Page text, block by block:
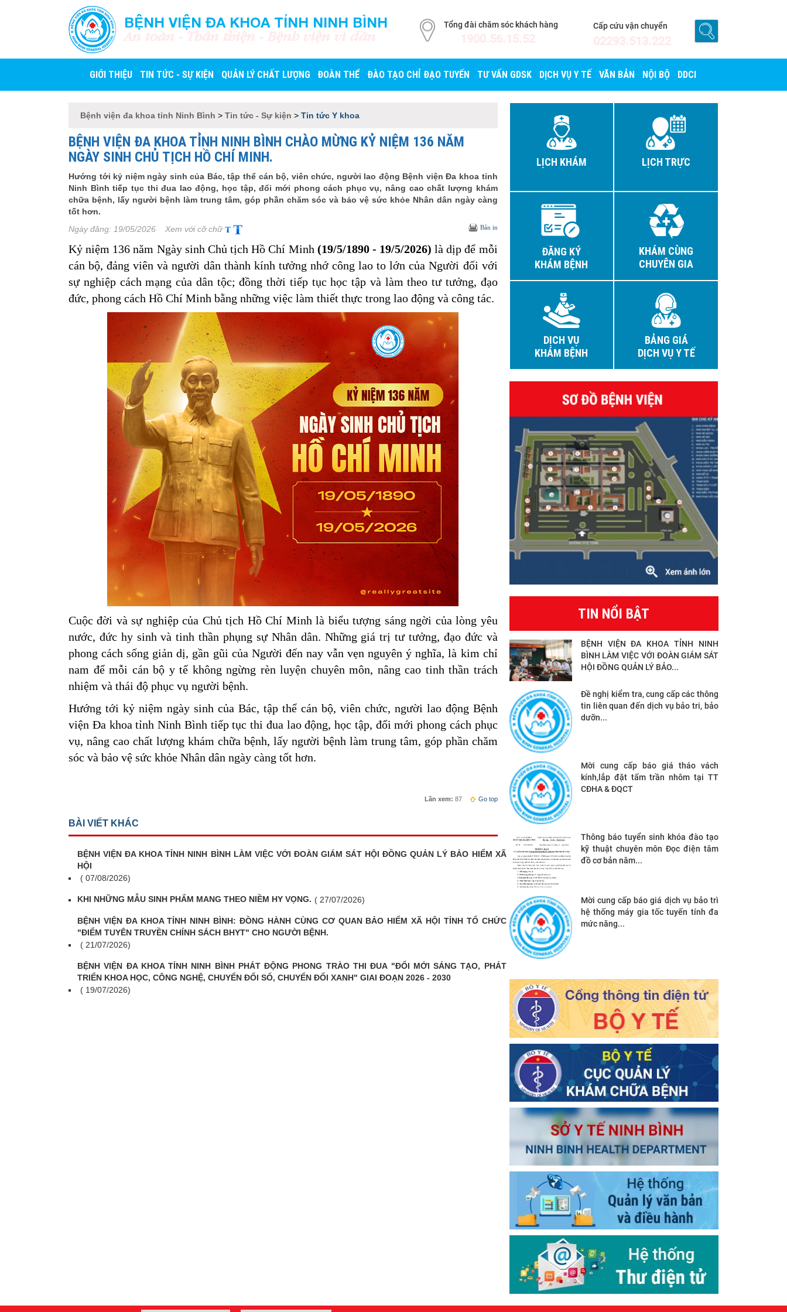
BỆNH VIỆN ĐA KHOA TỈNH NINH BÌNH Tổng đài chăm sóc khách hàng Cấp cứu vận chuyển
GIỚI THIỆU TIN TỨC - SỰ KIỆN QUẢN LÝ CHẤT LƯỢNG ĐOÀN THỂ ĐÀO TẠO CHỈ ĐẠO TUYẾN TƯ VẤN GDSK DỊCH VỤ Y TẾ VĂN BẢN NỘI BỘ DDCI
Bệnh viện đa khoa tỉnh Ninh Bình > Tin tức - Sự kiện > Tin tức Y khoa
BỆNH VIỆN ĐA KHOA TỈNH NINH BÌNH CHÀO MỪNG KỶ NIỆM 136 NĂM
NGÀY SINH CHỦ TỊCH HỒ CHÍ MINH.
Hướng tới kỷ niệm ngày sinh của Bác, tập thể cán bộ, viên chức, người lao động Bệnh viện Đa khoa tỉnh
Ninh Bình tiếp tục thi đua lao động, học tập, đổi mới phong cách phục vụ, nâng cao chất lượng khám
chữa bệnh, lấy người bệnh làm trung tâm, góp phần chăm sóc và bảo vệ sức khỏe Nhân dân ngày càng
tốt hơn.
Ngày đăng: 19/05/2026 Xem với cỡ chữ Bản in
Kỷ niệm 136 năm Ngày sinh Chủ tịch Hồ Chí Minh (19/5/1890 - 19/5/2026)là dịp để mỗi
cán bộ, đảng viên và người dân thành kính tưởng nhớ công lao to lớn của Người đối với
sự nghiệp cách mạng của dân tộc; đồng thời tiếp tục học tập và làm theo tư tưởng, đạo
đức, phong cách Hồ Chí Minh bằng những việc làm thiết thực trong lao động và công tác.
Cuộc đời và sự nghiệp của Chủ tịch Hồ Chí Minh là biểu tượng sáng ngời của lòng yêu
nước, đức hy sinh và tinh thần phụng sự Nhân dân. Những giá trị tư tưởng, đạo đức và
phong cách sống giản dị, gần gũi của Người đến nay vẫn vẹn nguyên ý nghĩa, là kim chỉ
nam để mỗi cán bộ y tế không ngừng rèn luyện chuyên môn, nâng cao tinh thần trách
nhiệm và thái độ phục vụ người bệnh.
Hướng tới kỷ niệm ngày sinh của Bác, tập thể cán bộ, viên chức, người lao động Bệnh
viện Đa khoa tỉnh Ninh Bình tiếp tục thi đua lao động, học tập, đổi mới phong cách phục
vụ, nâng cao chất lượng khám chữa bệnh, lấy người bệnh làm trung tâm, góp phần chăm
sóc và bảo vệ sức khỏe Nhân dân ngày càng tốt hơn.
Lần xem: 87 Go top
BÀI VIẾT KHÁC
BỆNH VIỆN ĐA KHOA TỈNH NINH BÌNH LÀM VIỆC VỚI ĐOÀN GIÁM SÁT HỘI ĐỒNG QUẢN LÝ BẢO HIỂM XÃ
HỘI
( 07/08/2026)
KHI NHỮNG MẪU SINH PHẨM MANG THEO NIỀM HY VỌNG. ( 27/07/2026)
BỆNH VIỆN ĐA KHOA TỈNH NINH BÌNH: ĐỒNG HÀNH CÙNG CƠ QUAN BẢO HIỂM XÃ HỘI TỈNH TỔ CHỨC
"ĐIỂM TUYÊN TRUYỀN CHÍNH SÁCH BHYT" CHO NGƯỜI BỆNH.
( 21/07/2026)
BỆNH VIỆN ĐA KHOA TỈNH NINH BÌNH PHÁT ĐỘNG PHONG TRÀO THI ĐUA "ĐỔI MỚI SÁNG TẠO, PHÁT
TRIỂN KHOA HỌC, CÔNG NGHỆ, CHUYỂN ĐỔI SỐ, CHUYỂN ĐỔI XANH" GIAI ĐOẠN 2026 - 2030
( 19/07/2026)
LỊCH KHÁM LỊCH TRỰC
ĐĂNG KÝ
KHÁM BỆNH
KHÁM CÙNG
CHUYÊN GIA
DỊCH VỤ
KHÁM BỆNH
BẢNG GIÁ
DỊCH VỤ Y TẾ
TIN NỔI BẬT
BỆNH VIỆN ĐA KHOA TỈNH NINH
BÌNH LÀM VIỆC VỚI ĐOÀN GIÁM SÁT
HỘI ĐỒNG QUẢN LÝ BẢO...
Đề nghị kiểm tra, cung cấp các thông
tin liên quan đến dịch vụ bảo tri, bảo
dưỡn...
Mời cung cấp báo giá tháo vách
kính,lắp đặt tấm trần nhôm tại TT
CĐHA & ĐQCT
Thông báo tuyển sinh khóa đào tạo
kỹ thuật chuyên môn Đọc điện tâm
đồ cơ bản năm...
Mời cung cấp báo giá dịch vụ bảo trì
hệ thống máy gia tốc tuyến tính đa
mức năng...